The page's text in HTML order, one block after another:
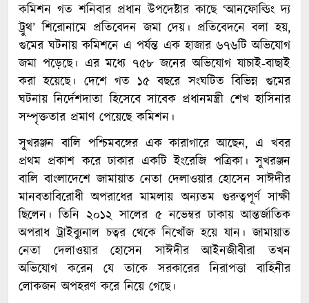
কমিশন গত শনিবার প্রধান উপদেষ্টার কাছে ‘আনফোল্ডিং দ্য
ট্রুথ’ শিরোনামে প্রতিবেদন জমা দেয়। প্রতিবেদনে বলা হয়,
গুমের ঘটনায় কমিশনে এ পর্যন্ত এক হাজার ৬৭৬টি অভিযোগ
জমা পড়েছে। এর মধ্যে ৭৫৮ জনের অভিযোগ যাচাই-বাছাই
করা হয়েছে। দেশে গত ১৫ বছরে সংঘটিত বিভিন্ন গুমের
ঘটনায় নির্দেশদাতা হিসেবে সাবেক প্রধানমন্ত্রী শেখ হাসিনার
সম্পৃক্ততার প্রমাণ পেয়েছে কমিশন।
সুখরঞ্জন বালি পশ্চিমবঙ্গের এক কারাগারে আছেন, এ খবর
প্রথম প্রকাশ করে ঢাকার একটি ইংরেজি পত্রিকা। সুখরঞ্জন
বালি বাংলাদেশে জামায়াত নেতা দেলাওয়ার হোসেন সাঈদীর
মানবতাবিরোধী অপরাধের মামলায় অন্যতম গুরুত্বপূর্ণ সাক্ষী
ছিলেন। তিনি ২০১২ সালের ৫ নভেম্বর ঢাকায় আন্তর্জাতিক
অপরাধ ট্রাইব্যুনাল চত্বর থেকে নিখোঁজ হয়ে যান। জামায়াত
নেতা দেলাওয়ার হোসেন সাঈদীর আইনজীবীরা তখন
অভিযোগ করেন যে তাকে সরকারের নিরাপত্তা বাহিনীর
লোকজন অপহরণ করে নিয়ে গেছে।